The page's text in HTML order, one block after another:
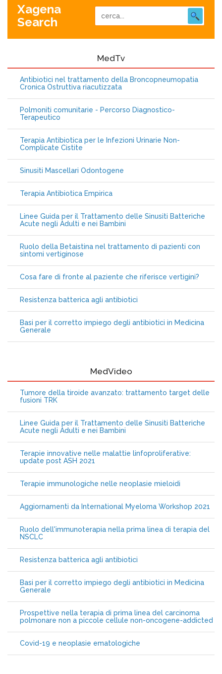
Xagena
Search
MedTv
Antibiotici nel trattamento della Broncopneumopatia
Cronica Ostruttiva riacutizzata
Polmoniti comunitarie - Percorso Diagnostico-
Terapeutico
Terapia Antibiotica per le Infezioni Urinarie Non-
Complicate Cistite
Sinusiti Mascellari Odontogene
Terapia Antibiotica Empirica
Linee Guida per il Trattamento delle Sinusiti Batteriche
Acute negli Adulti e nei Bambini
Ruolo della Betaistina nel trattamento di pazienti con
sintomi vertiginose
Cosa fare di fronte al paziente che riferisce vertigini?
Resistenza batterica agli antibiotici
Basi per il corretto impiego degli antibiotici in Medicina
Generale
MedVideo
Tumore della tiroide avanzato: trattamento target delle
fusioni TRK
Linee Guida per il Trattamento delle Sinusiti Batteriche
Acute negli Adulti e nei Bambini
Terapie innovative nelle malattie linfoproliferative:
update post ASH 2021
Terapie immunologiche nelle neoplasie mieloidi
Aggiornamenti da International Myeloma Workshop 2021
Ruolo dell'immunoterapia nella prima linea di terapia del
NSCLC
Resistenza batterica agli antibiotici
Basi per il corretto impiego degli antibiotici in Medicina
Generale
Prospettive nella terapia di prima linea del carcinoma
polmonare non a piccole cellule non-oncogene-addicted
Covid-19 e neoplasie ematologiche